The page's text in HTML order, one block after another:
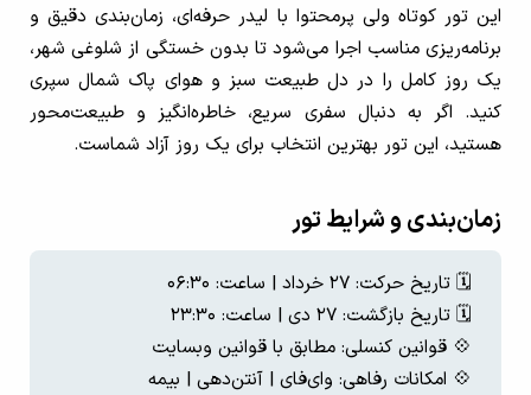
این تور کوتاه ولی پرمحتوا با لیدر حرفه‌ای، زمان‌بندی دقیق و
برنامه‌ریزی مناسب اجرا می‌شود تا بدون خستگی از شلوغی شهر،
یک روز کامل را در دل طبیعت سبز و هوای پاک شمال سپری
کنید. اگر به دنبال سفری سریع، خاطره‌انگیز و طبیعت‌محور
هستید، این تور بهترین انتخاب برای یک روز آزاد شماست.
زمان‌بندی و شرایط تور
🗓️ تاریخ حرکت: ۲۷ خرداد | ساعت: ۰۶:۳۰
🗓️ تاریخ بازگشت: ۲۷ دی | ساعت: ۲۳:۳۰
💠 قوانین کنسلی: مطابق با قوانین وبسایت
💠 امکانات رفاهی: وای‌فای | آنتن‌دهی | بیمه